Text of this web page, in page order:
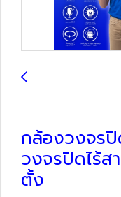
กล้องวงจร
วงจรปิดไร้
ตั้ง